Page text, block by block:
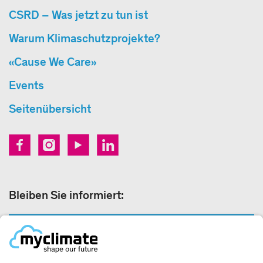
CSRD – Was jetzt zu tun ist
Warum Klimaschutzprojekte?
«Cause We Care»
Events
Seitenübersicht
Bleiben Sie informiert: